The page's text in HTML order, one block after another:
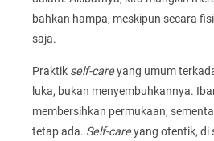
bahkan hampa, meskipun secara
saja.
Praktik self-careyang umum
luka, bukan menyembuhkannya.
membersihkan permukaan,
tetap ada. Self-careyang otentik, di